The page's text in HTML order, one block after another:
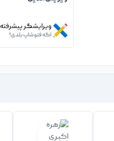
ویرایشگر پیشرفته
اگه فتوشاپ بلدی!